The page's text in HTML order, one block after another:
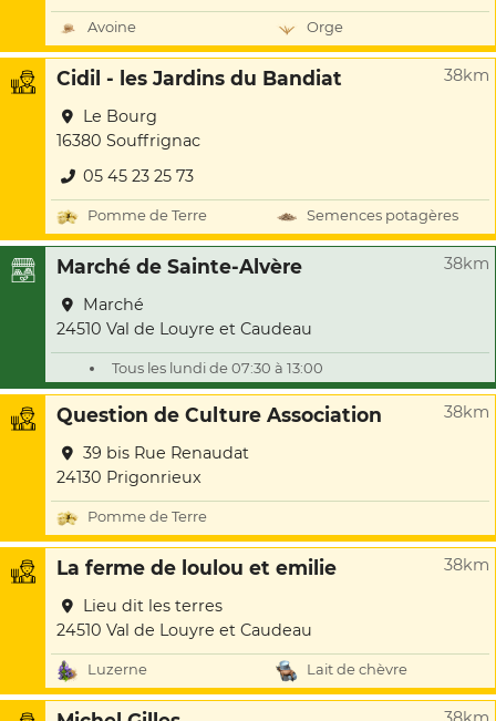
Avoine Orge
Cidil - les Jardins du Bandiat 38km
Le Bourg
16380 Souffrignac
05 45 23 25 73
Pomme de Terre Semences potagères
Marché de Sainte-Alvère 38km
Marché
24510 Val de Louyre et Caudeau
Tous les lundi de 07:30 à 13:00
Question de Culture Association 38km
39 bis Rue Renaudat
24130 Prigonrieux
Pomme de Terre
La ferme de loulou et emilie 38km
Lieu dit les terres
24510 Val de Louyre et Caudeau
Luzerne Lait de chèvre